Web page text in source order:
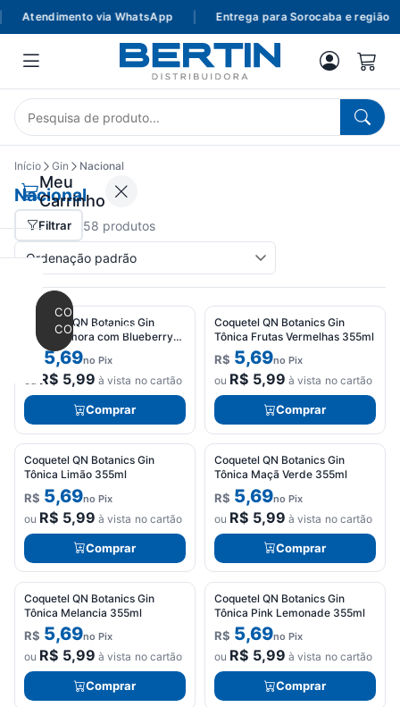
Atendimento via WhatsApp Entrega para Sorocaba e região
Meu
Carrinho
CONTINUAR
COMPRANDO
Início Gin Nacional
Nacional
Filtrar 58 produtos
Coquetel QN Botanics Gin
Tônica Amora com Blueberry
355ml5,69no Pix
ou R$ 5,99 à vista no cartão
Comprar
Coquetel QN Botanics Gin
Tônica Frutas Vermelhas 355ml
R$ 5,69no Pix
ou R$ 5,99 à vista no cartão
Comprar
Coquetel QN Botanics Gin
Tônica Limão 355ml
R$ 5,69no Pix
ou R$ 5,99 à vista no cartão
Comprar
Coquetel QN Botanics Gin
Tônica Maçã Verde 355ml
R$ 5,69no Pix
ou R$ 5,99 à vista no cartão
Comprar
Coquetel QN Botanics Gin
Tônica Melancia 355ml
R$ 5,69no Pix
ou R$ 5,99 à vista no cartão
Comprar
Coquetel QN Botanics Gin
Tônica Pink Lemonade 355ml
R$ 5,69no Pix
ou R$ 5,99 à vista no cartão
Comprar